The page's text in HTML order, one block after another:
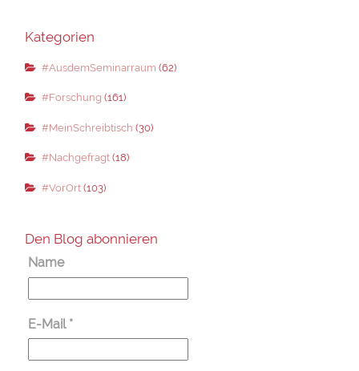
Kategorien
#AusdemSeminarraum (62)
#Forschung (161)
#MeinSchreibtisch (30)
#Nachgefragt(18)
#VorOrt(103)
Den Blog abonnieren
Name
E-Mail *